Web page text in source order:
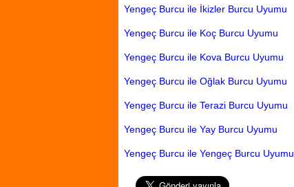
Yengeç Burcu ile İkizler Burcu Uyumu
Yengeç Burcu ile Koç Burcu Uyumu
Yengeç Burcu ile Kova Burcu Uyumu
Yengeç Burcu ile Oğlak Burcu Uyumu
Yengeç Burcu ile Terazi Burcu Uyumu
Yengeç Burcu ile Yay Burcu Uyumu
Yengeç Burcu ile Yengeç Burcu Uyumu